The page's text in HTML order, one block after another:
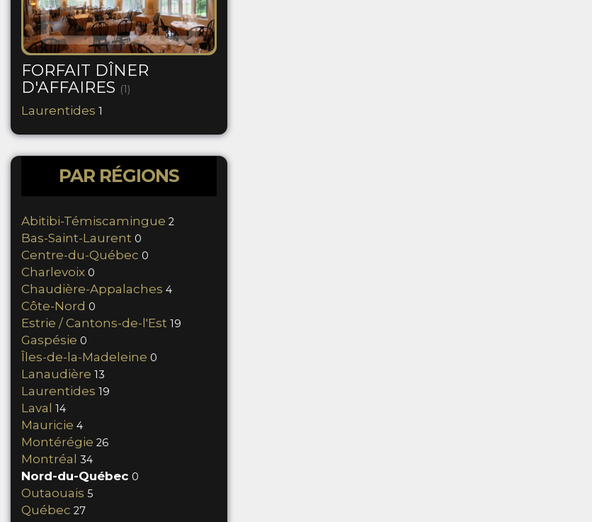
FORFAIT DÎNER
D'AFFAIRES (1)
Laurentides 1
PAR RÉGIONS
Abitibi-Témiscamingue 2
Bas-Saint-Laurent 0
Centre-du-Québec 0
Charlevoix 0
Chaudière-Appalaches 4
Côte-Nord 0
Estrie / Cantons-de-l'Est 19
Gaspésie 0
Îles-de-la-Madeleine 0
Lanaudière 13
Laurentides 19
Laval 14
Mauricie 4
Montérégie 26
Montréal 34
Nord-du-Québec 0
Outaouais 5
Québec 27